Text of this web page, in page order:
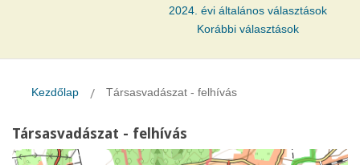
2024. évi általános választások
Korábbi választások
Kezdőlap Társasvadászat - felhívás
Társasvadászat - felhívás